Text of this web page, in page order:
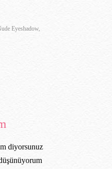
Eyeshadow,
diyorsunuz